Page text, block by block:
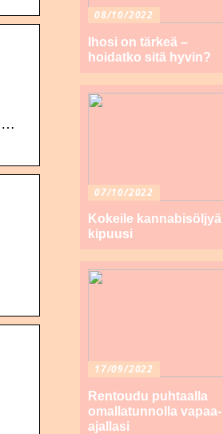
…
08/10/2022
Ihosi on tärkeä –
hoidatko sitä hyvin?
07/10/2022
Kokeile kannabisöljyä
kipuusi
17/09/2022
Rentoudu puhtaalla
omallatunnolla vapaa-
ajallasi